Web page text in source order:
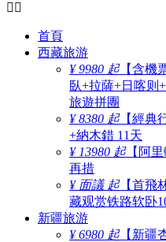
 
首頁
西藏旅游
¥ 9980 起【含機
臥+拉薩+日喀则
旅遊拼團
¥ 8380 起【經典
+納木錯 11天
¥ 13980 起【阿
再措
¥ 面議 起【首飛
藏观赏铁路软卧
新疆旅游
¥ 6980 起【新疆